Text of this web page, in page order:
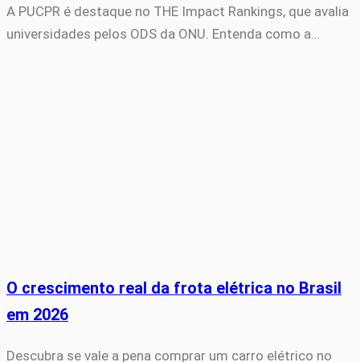
A PUCPR é destaque no THE Impact Rankings, que avalia
universidades pelos ODS da ONU. Entenda como a…
O crescimento real da frota elétrica no Brasil
em 2026
Descubra se vale a pena comprar um carro elétrico no